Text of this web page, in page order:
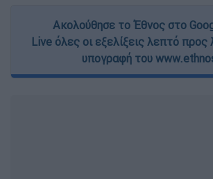
Ακολούθησε το Έθνος στο
Live όλες οι εξελίξεις λεπτό προς
υπογραφή του